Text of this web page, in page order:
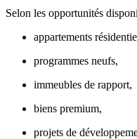
Selon les opportunités
appartements
programmes neufs,
immeubles de rapport,
biens premium,
projets de